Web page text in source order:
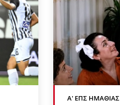
Α' ΕΠΣ ΗΜΑΘΊΑΣ